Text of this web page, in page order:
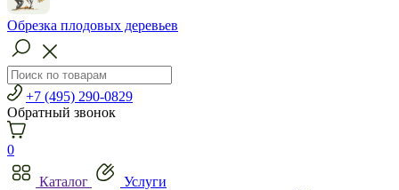
Обрезка плодовых деревьев
+7 (495) 290-0829
Обратный звонок
0
Каталог
Услуги